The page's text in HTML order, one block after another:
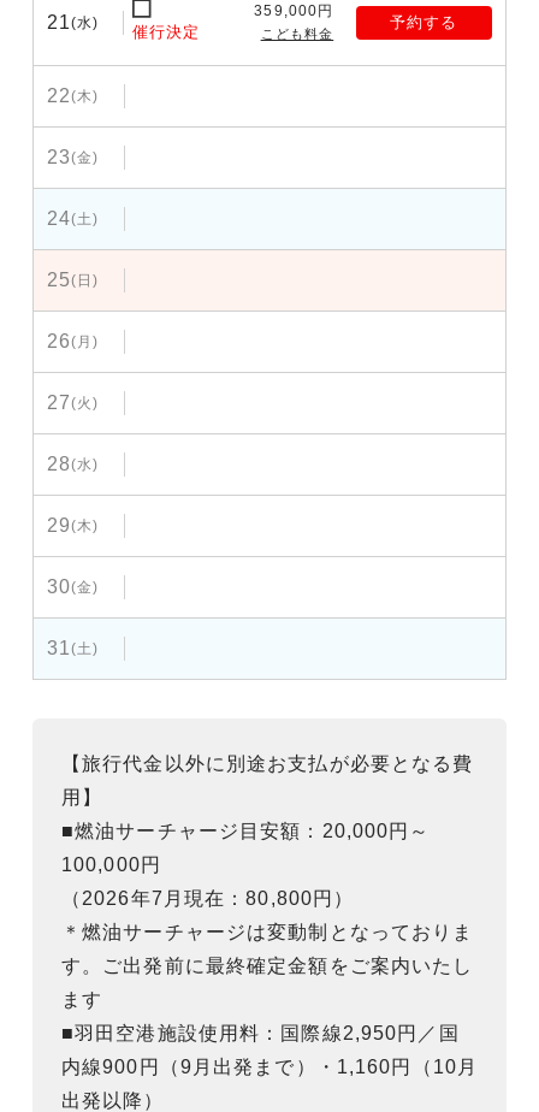
21(水) 催行決定
359,000円
こども料金
予約する
22(木)
23(金)
24(土)
25(日)
26(月)
27(火)
28(水)
29(木)
30(金)
31(土)
【旅行代金以外に別途お支払が必要となる費
用】
■燃油サーチャージ目安額：20,000円～
100,000円
（2026年7月現在：80,800円）
＊燃油サーチャージは変動制となっておりま
す。ご出発前に最終確定金額をご案内いたし
ます
■羽田空港施設使用料：国際線2,950円／国
内線900円（9月出発まで）・1,160円（10月
出発以降）